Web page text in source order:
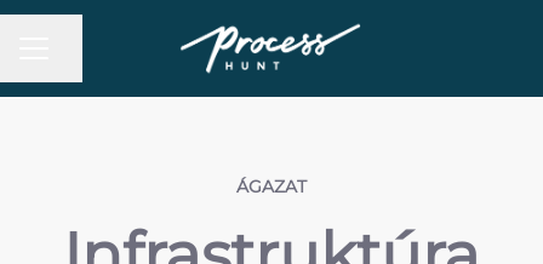
Oldal megosztása
ÁGAZAT